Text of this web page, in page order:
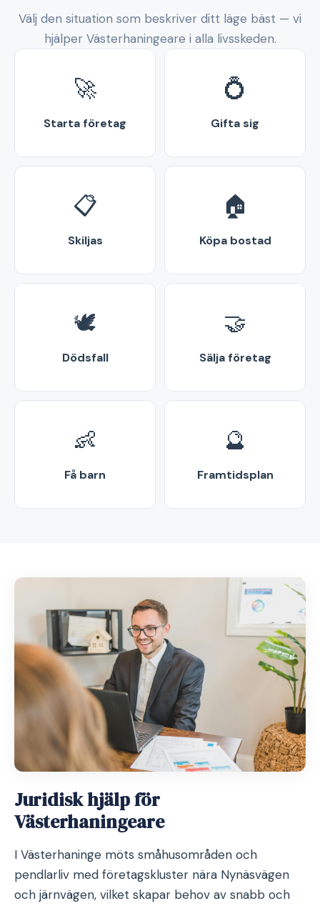
Välj den situation som beskriver ditt läge bäst — vi
hjälper Västerhaningeare i alla livsskeden.
🚀
Starta företag
💍
Gifta sig
📋
Skiljas
🏠
Köpa bostad
🕊️
Dödsfall
🤝
Sälja företag
👶
Få barn
🔮
Framtidsplan
Juridisk hjälp för
Västerhaningeare
I Västerhaninge möts småhusområden och
pendlarliv med företagskluster nära Nynäsvägen
och järnvägen, vilket skapar behov av snabb och